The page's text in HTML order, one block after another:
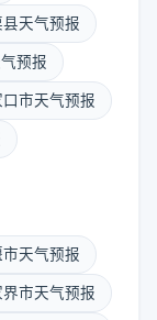
天气预报
预报
口市天气预报
天气预报
界市天气预报